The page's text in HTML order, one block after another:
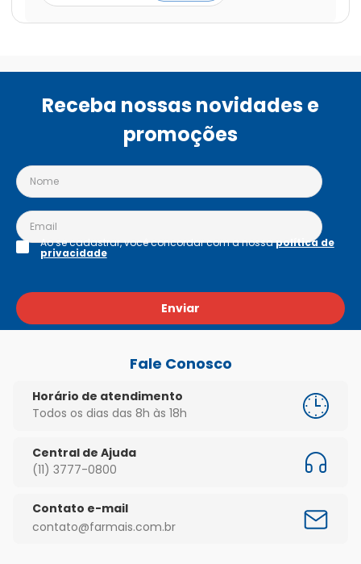
Receba nossas novidades e
promoções
Enviar
Ao se cadastrar, você concordar com a nossapolítica de
privacidade
Fale Conosco
Horário de atendimento
Todos os dias das 8h às 18h
Central de Ajuda
(11) 3777-0800
Contato e-mail
contato@farmais.com.br